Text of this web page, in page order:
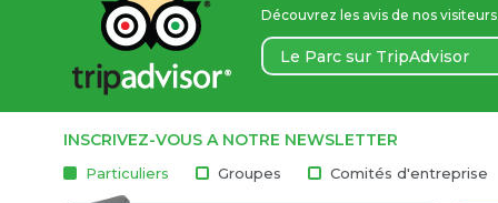
Découvrez les avis de nos visiteurs
Le Parc sur TripAdvisor
INSCRIVEZ-VOUS A NOTRE NEWSLETTER
Particuliers Groupes Comités d'entreprise